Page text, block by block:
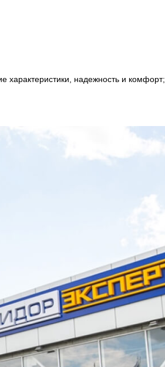
характеристики, надежность и комфорт;